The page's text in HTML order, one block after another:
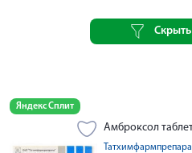
Яндекс Сплит
Амброксол